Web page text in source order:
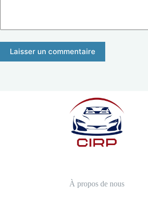
Laisser un commentaire
À propos de nous